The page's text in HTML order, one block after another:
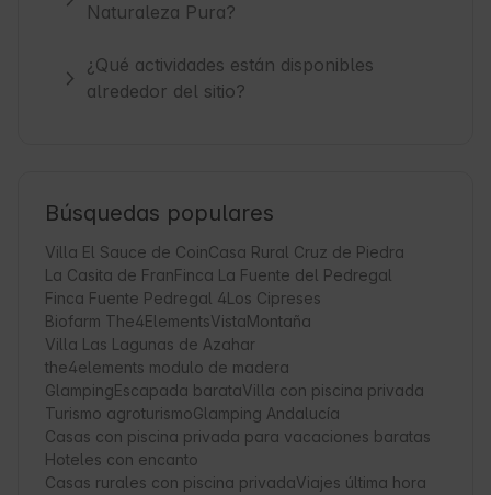
Naturaleza Pura?
¿Qué actividades están disponibles
alrededor del sitio?
Búsquedas populares
Villa El Sauce de CoinCasa Rural Cruz de Piedra
La Casita de FranFinca La Fuente del Pedregal
Finca Fuente Pedregal 4Los Cipreses
Biofarm The4ElementsVistaMontaña
Villa Las Lagunas de Azahar
the4elements modulo de madera
GlampingEscapada barataVilla con piscina privada
Turismo agroturismoGlamping Andalucía
Casas con piscina privada para vacaciones baratas
Hoteles con encanto
Casas rurales con piscina privadaViajes última hora